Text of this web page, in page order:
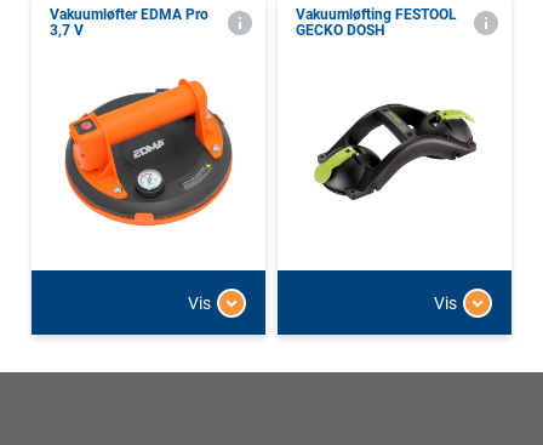
Vakuumløfter EDMA Pro
3,7 V
Vis
Vakuumløfting FESTOOL
GECKO DOSH
Vis